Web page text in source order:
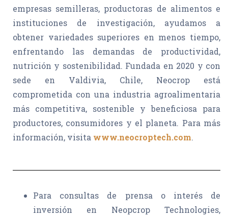
empresas semilleras, productoras de alimentos e
instituciones de investigación, ayudamos a
obtener variedades superiores en menos tiempo,
enfrentando las demandas de productividad,
nutrición y sostenibilidad. Fundada en 2020 y con
sede en Valdivia, Chile, Neocrop está
comprometida con una industria agroalimentaria
más competitiva, sostenible y beneficiosa para
productores, consumidores y el planeta. Para más
información, visita www.neocroptech.com.
Para consultas de prensa o interés de
inversión en Neopcrop Technologies,